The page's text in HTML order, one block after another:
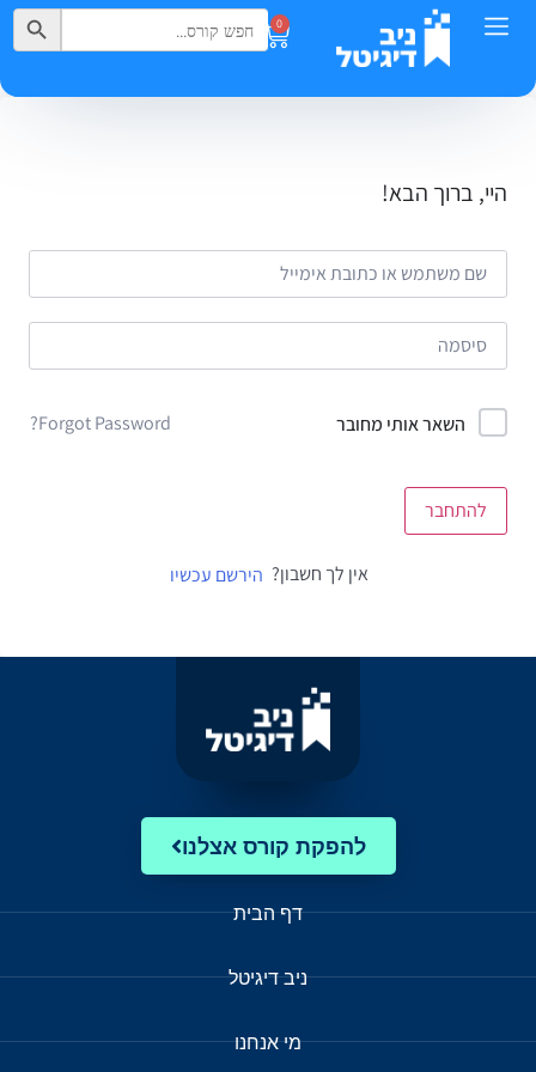
0
Search
for:
Search Button
היי, ברוך הבא!
השאר אותי מחובר Forgot Password?
להתחבר
אין לך חשבון? הירשם עכשיו
להפקת קורס אצלנו
דף הבית
ניב דיגיטל
מי אנחנו